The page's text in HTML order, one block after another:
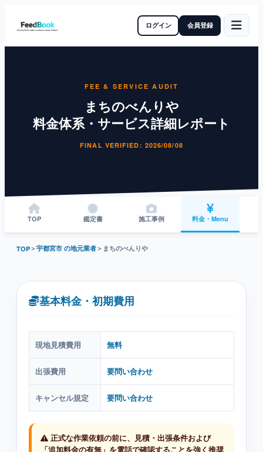
ログイン 会員登録
FEE & SERVICE AUDIT
まちのべんりや
料金体系・サービス詳細レポート
FINAL VERIFIED: 2026/08/08
TOP 鑑定書 施工事例 料金・Menu
TOP＞宇都宮市 の地元業者＞ まちのべんりや
基本料金・初期費用
現地見積費用 無料
出張費用 要問い合わせ
キャンセル規定 要問い合わせ
正式な作業依頼の前に、見積・出張条件および
「追加料金の有無」を電話で確認することを強く推奨